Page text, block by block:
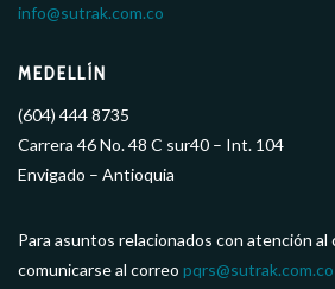
info@sutrak.com.co
MEDELLÍN
(604) 444 8735
Carrera 46 No. 48 C sur40 – Int. 104
Envigado – Antioquia
Para asuntos relacionados con atención al
comunicarse al correo pqrs@sutrak.com.co